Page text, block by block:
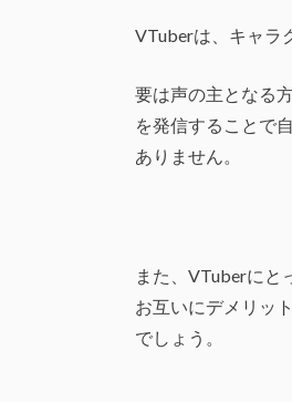
VTuberは、キャラ
要は声の主となる
を発信することで
ありません。
また、VTuberにと
お互いにデメリッ
でしょう。